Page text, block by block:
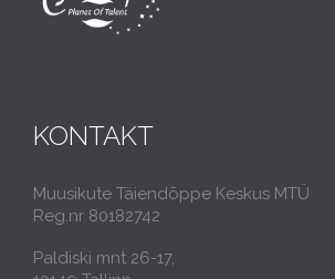
KONTAKT
Muusikute Täiendõppe Keskus MTÜ
Reg.nr 80182742
Paldiski mnt 26-17,